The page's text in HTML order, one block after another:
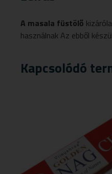
A masala füstölő
használnak Az ebből
Kapcsolódó